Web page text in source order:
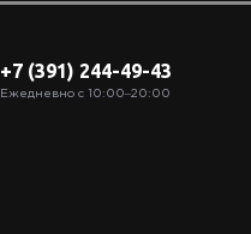
+7 (391) 244-49-43
Ежедневно с 10:00‒20:00